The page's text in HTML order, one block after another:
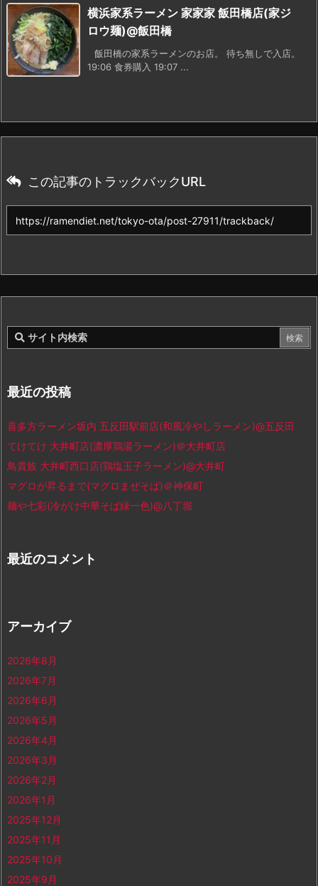
横浜家系ラーメン 家家家 飯田橋店(家ジ
ロウ麺)@飯田橋
飯田橋の家系ラーメンのお店。 待ち無しで入店。
19:06 食券購入 19:07 ...
この記事のトラックバックURL
最近の投稿
喜多方ラーメン坂内 五反田駅前店(和風冷やしラーメン)@五反田
てけてけ 大井町店(濃厚鶏湯ラーメン)＠大井町店
鳥貴族 大井町西口店(鶏塩玉子ラーメン)@大井町
マグロが昇るまで(マグロまぜそば)＠神保町
麺や七彩(冷がけ中華そば緑一色)@八丁堀
最近のコメント
アーカイブ
2026年8月
2026年7月
2026年6月
2026年5月
2026年4月
2026年3月
2026年2月
2026年1月
2025年12月
2025年11月
2025年10月
2025年9月